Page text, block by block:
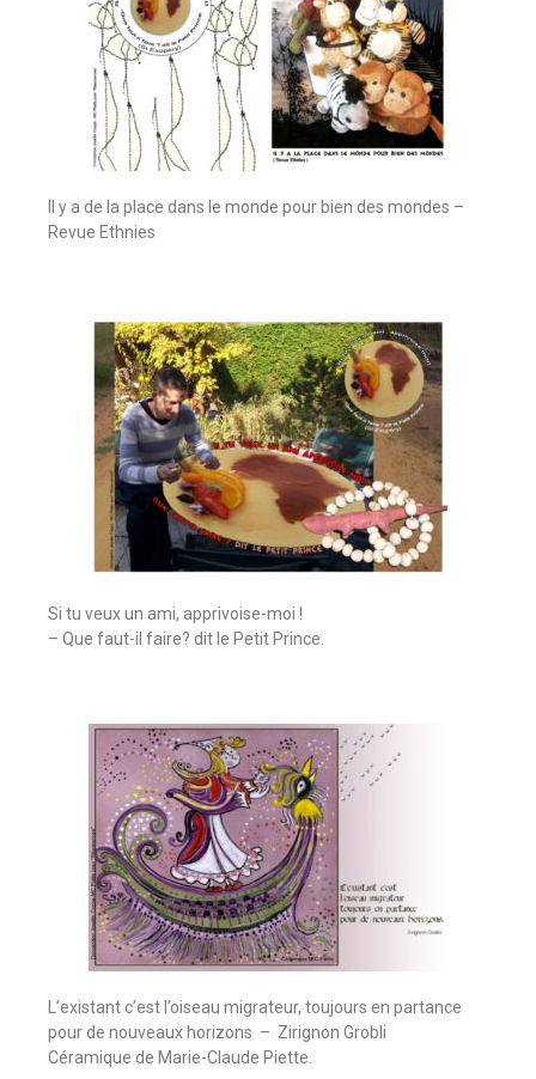
Il y a de la place dans le monde pour bien des mondes –
Revue Ethnies
Si tu veux un ami, apprivoise-moi !
– Que faut-il faire? dit le Petit Prince.
L’existant c’est l’oiseau migrateur, toujours en partance
pour de nouveaux horizons – Zirignon Grobli
Céramique de Marie-Claude Piette.